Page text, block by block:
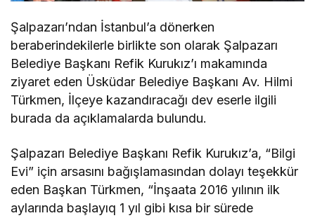
Şalpazarı’ndan İstanbul’a dönerken
beraberindekilerle birlikte son olarak Şalpazarı
Belediye Başkanı Refik Kurukız’ı makamında
ziyaret eden Üsküdar Belediye Başkanı Av. Hilmi
Türkmen, İlçeye kazandıracağı dev eserle ilgili
burada da açıklamalarda bulundu.
Şalpazarı Belediye Başkanı Refik Kurukız’a, “Bilgi
Evi” için arsasını bağışlamasından dolayı teşekkür
eden Başkan Türkmen, “İnşaata 2016 yılının ilk
aylarında başlayıq 1 yıl gibi kısa bir sürede